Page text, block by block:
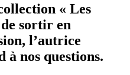
« Les
sortir en
l’autrice
nos questions.